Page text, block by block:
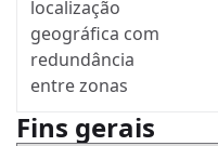
localização
geográfica com
redundância
entre zonas
Fins gerais